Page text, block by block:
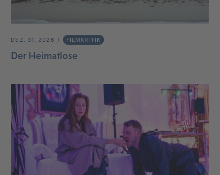
DEZ. 31, 2026 FILMKRITIK
Der Heimatlose